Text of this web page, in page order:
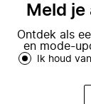
Meld
Ontdek als
en mode-
Ik houd